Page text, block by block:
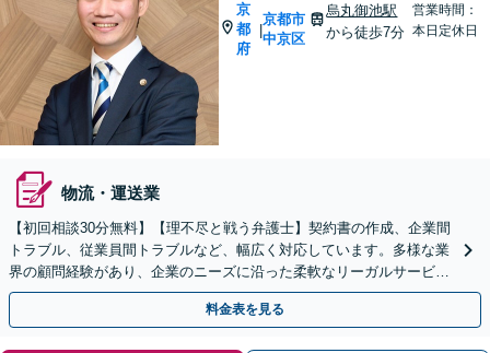
京
都
府
|
京都市
中京区
烏丸御池駅
から徒歩7分
営業時間：
本日定休日
物流・運送業
【初回相談30分無料】【理不尽と戦う弁護士】契約書の作成、企業間
トラブル、従業員間トラブルなど、幅広く対応しています。多様な業
界の顧問経験があり、企業のニーズに沿った柔軟なリーガルサービス
を提供可能です。【電話・メール・WEB相談可】
料金表を見る